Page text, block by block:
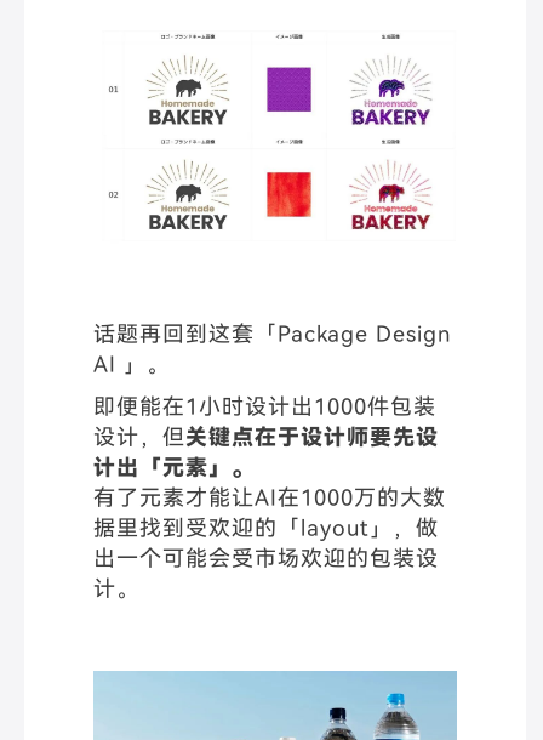
话题再回到这套「Package Design
AI 」。
即便能在1小时设计出1000件包装
设计，但关键点在于设计师要先设
计出「元素」。
有了元素才能让AI在1000万的大数
据里找到受欢迎的「layout」，做
出一个可能会受市场欢迎的包装设
计。